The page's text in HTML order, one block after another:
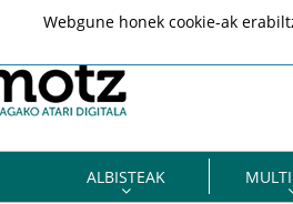
ALBISTEAK
Webgune honek cookie-ak